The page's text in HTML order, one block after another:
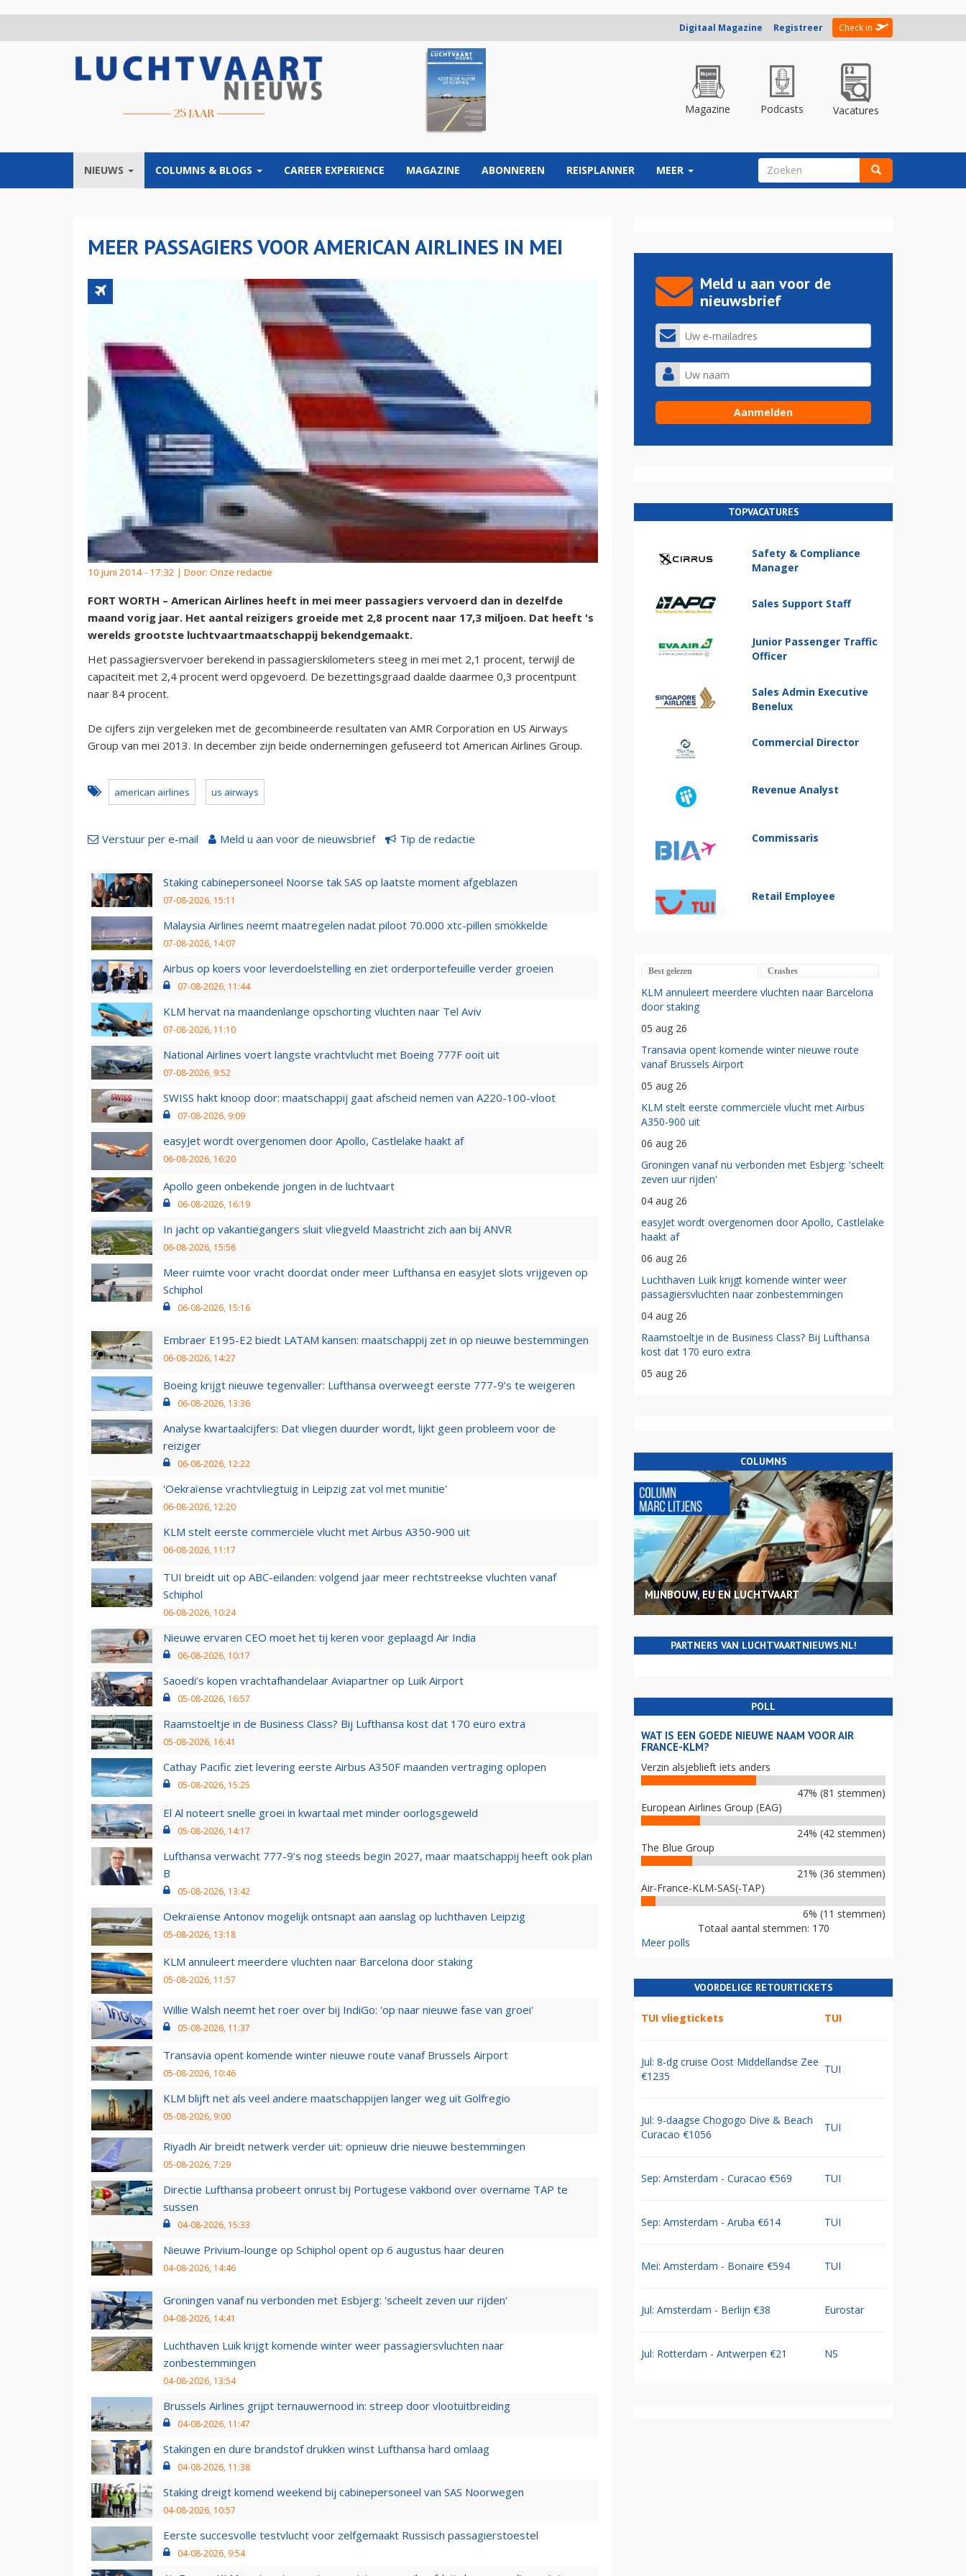
Digitaal Magazine Registreer Check in
Magazine Podcasts Vacatures
NIEUWS COLUMNS & BLOGS CAREER EXPERIENCE MAGAZINE ABONNEREN REISPLANNER MEER ZOEKVELD
MEER PASSAGIERS VOOR AMERICAN AIRLINES IN MEI
10 juni 2014 - 17:32 | Door: Onze redactie
FORT WORTH – American Airlines heeft in mei meer passagiers vervoerd dan in dezelfde
maand vorig jaar. Het aantal reizigers groeide met 2,8 procent naar 17,3 miljoen. Dat heeft 's
werelds grootste luchtvaartmaatschappij bekendgemaakt.
Het passagiersvervoer berekend in passagierskilometers steeg in mei met 2,1 procent, terwijl de
capaciteit met 2,4 procent werd opgevoerd. De bezettingsgraad daalde daarmee 0,3 procentpunt
naar 84 procent.
De cijfers zijn vergeleken met de gecombineerde resultaten van AMR Corporation en US Airways
Group van mei 2013. In december zijn beide ondernemingen gefuseerd tot American Airlines Group.
american airlines us airways
Verstuur per e-mail Meld u aan voor de nieuwsbrief Tip de redactie
Staking cabinepersoneel Noorse tak SAS op laatste moment afgeblazen
07-08-2026, 15:11
Malaysia Airlines neemt maatregelen nadat piloot 70.000 xtc-pillen smokkelde
07-08-2026, 14:07
Airbus op koers voor leverdoelstelling en ziet orderportefeuille verder groeien
07-08-2026, 11:44
KLM hervat na maandenlange opschorting vluchten naar Tel Aviv
07-08-2026, 11:10
National Airlines voert langste vrachtvlucht met Boeing 777F ooit uit
07-08-2026, 9:52
SWISS hakt knoop door: maatschappij gaat afscheid nemen van A220-100-vloot
07-08-2026, 9:09
easyJet wordt overgenomen door Apollo, Castlelake haakt af
06-08-2026, 16:20
Apollo geen onbekende jongen in de luchtvaart
06-08-2026, 16:19
In jacht op vakantiegangers sluit vliegveld Maastricht zich aan bij ANVR
06-08-2026, 15:56
Meer ruimte voor vracht doordat onder meer Lufthansa en easyJet slots vrijgeven op
Schiphol
06-08-2026, 15:16
Embraer E195-E2 biedt LATAM kansen: maatschappij zet in op nieuwe bestemmingen
06-08-2026, 14:27
Boeing krijgt nieuwe tegenvaller: Lufthansa overweegt eerste 777-9’s te weigeren
06-08-2026, 13:36
Analyse kwartaalcijfers: Dat vliegen duurder wordt, lijkt geen probleem voor de
reiziger
06-08-2026, 12:22
'Oekraïense vrachtvliegtuig in Leipzig zat vol met munitie'
06-08-2026, 12:20
KLM stelt eerste commerciële vlucht met Airbus A350-900 uit
06-08-2026, 11:17
TUI breidt uit op ABC-eilanden: volgend jaar meer rechtstreekse vluchten vanaf
Schiphol
06-08-2026, 10:24
Nieuwe ervaren CEO moet het tij keren voor geplaagd Air India
06-08-2026, 10:17
Saoedi’s kopen vrachtafhandelaar Aviapartner op Luik Airport
05-08-2026, 16:57
Raamstoeltje in de Business Class? Bij Lufthansa kost dat 170 euro extra
05-08-2026, 16:41
Cathay Pacific ziet levering eerste Airbus A350F maanden vertraging oplopen
05-08-2026, 15:25
El Al noteert snelle groei in kwartaal met minder oorlogsgeweld
05-08-2026, 14:17
Lufthansa verwacht 777-9’s nog steeds begin 2027, maar maatschappij heeft ook plan
B
05-08-2026, 13:42
Oekraïense Antonov mogelijk ontsnapt aan aanslag op luchthaven Leipzig
05-08-2026, 13:18
KLM annuleert meerdere vluchten naar Barcelona door staking
05-08-2026, 11:57
Willie Walsh neemt het roer over bij IndiGo: 'op naar nieuwe fase van groei'
05-08-2026, 11:37
Transavia opent komende winter nieuwe route vanaf Brussels Airport
05-08-2026, 10:46
KLM blijft net als veel andere maatschappijen langer weg uit Golfregio
05-08-2026, 9:00
Riyadh Air breidt netwerk verder uit: opnieuw drie nieuwe bestemmingen
05-08-2026, 7:29
Directie Lufthansa probeert onrust bij Portugese vakbond over overname TAP te
sussen
04-08-2026, 15:33
Nieuwe Privium-lounge op Schiphol opent op 6 augustus haar deuren
04-08-2026, 14:46
Groningen vanaf nu verbonden met Esbjerg: 'scheelt zeven uur rijden'
04-08-2026, 14:41
Luchthaven Luik krijgt komende winter weer passagiersvluchten naar
zonbestemmingen
04-08-2026, 13:54
Brussels Airlines grijpt ternauwernood in: streep door vlootuitbreiding
04-08-2026, 11:47
Stakingen en dure brandstof drukken winst Lufthansa hard omlaag
04-08-2026, 11:38
Staking dreigt komend weekend bij cabinepersoneel van SAS Noorwegen
04-08-2026, 10:57
Eerste succesvolle testvlucht voor zelfgemaakt Russisch passagierstoestel
04-08-2026, 9:54
Meld u aan voor de
nieuwsbrief
TOPVACATURES
Safety & Compliance
Manager
Sales Support Staff
Junior Passenger Traffic
Officer
Sales Admin Executive
Benelux
Commercial Director
Revenue Analyst
Commissaris
Retail Employee
Best gelezen Crashes
KLM annuleert meerdere vluchten naar Barcelona
door staking
05 aug 26
Transavia opent komende winter nieuwe route
vanaf Brussels Airport
05 aug 26
KLM stelt eerste commerciële vlucht met Airbus
A350-900 uit
06 aug 26
Groningen vanaf nu verbonden met Esbjerg: 'scheelt
zeven uur rijden'
04 aug 26
easyJet wordt overgenomen door Apollo, Castlelake
haakt af
06 aug 26
Luchthaven Luik krijgt komende winter weer
passagiersvluchten naar zonbestemmingen
04 aug 26
Raamstoeltje in de Business Class? Bij Lufthansa
kost dat 170 euro extra
05 aug 26
COLUMNS
MIJNBOUW, EU EN LUCHTVAART
PARTNERS VAN LUCHTVAARTNIEUWS.NL!
POLL
WAT IS EEN GOEDE NIEUWE NAAM VOOR AIR
FRANCE-KLM?
Verzin alsjeblieft iets anders
47% (81 stemmen)
European Airlines Group (EAG)
24% (42 stemmen)
The Blue Group
21% (36 stemmen)
Air-France-KLM-SAS(-TAP)
6% (11 stemmen)
Totaal aantal stemmen: 170
Meer polls
VOORDELIGE RETOURTICKETS
TUI vliegtickets TUI
Jul: 8-dg cruise Oost Middellandse Zee
€1235
TUI
Jul: 9-daagse Chogogo Dive & Beach
Curacao €1056
TUI
Sep: Amsterdam - Curacao €569 TUI
Sep: Amsterdam - Aruba €614 TUI
Mei: Amsterdam - Bonaire €594 TUI
Jul: Amsterdam - Berlijn €38 Eurostar
Jul: Rotterdam - Antwerpen €21 NS